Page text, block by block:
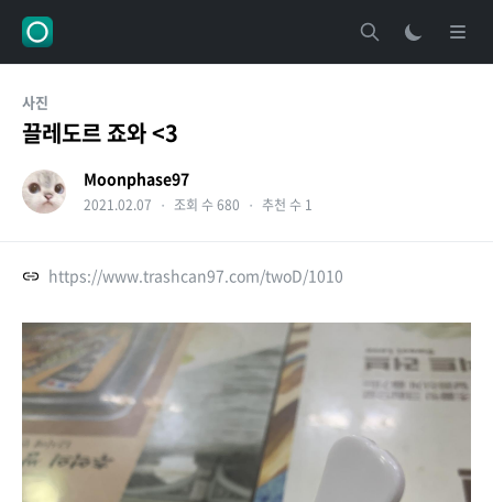
사진
끌레도르 죠와 <3
Moonphase97
2021.02.07 ・ 조회 수 680 ・ 추천 수 1
https://www.trashcan97.com/twoD/1010